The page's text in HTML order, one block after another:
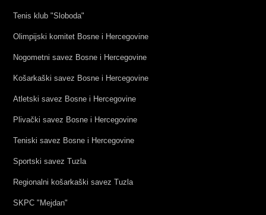
Tenis klub "Sloboda"
Olimpijski komitet Bosne i Hercegovine
Nogometni savez Bosne i Hercegovine
Košarkaški savez Bosne i Hercegovine
Atletski savez Bosne i Hercegovine
Plivački savez Bosne i Hercegovine
Teniski savez Bosne i Hercegovine
Sportski savez Tuzla
Regionalni košarkaški savez Tuzla
SKPC "Mejdan"